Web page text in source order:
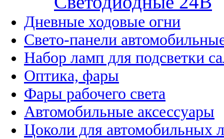
Дневные ходовые огни
Свето-панели
Набор ламп для подсветки
Оптика, фары
Фары рабочего света
Автомобильные аксессуары
Цоколи для автомобильных